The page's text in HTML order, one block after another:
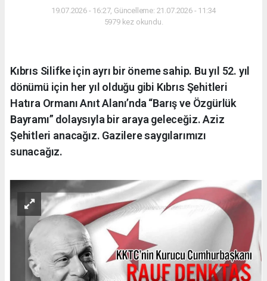
19.07.2026 - 16:27, Güncelleme: 21.07.2026 - 11:34
5979 kez okundu.
Kıbrıs Silifke için ayrı bir öneme sahip. Bu yıl 52. yıl
dönümü için her yıl olduğu gibi Kıbrıs Şehitleri
Hatıra Ormanı Anıt Alanı’nda “Barış ve Özgürlük
Bayramı” dolaysıyla bir araya geleceğiz. Aziz
Şehitleri anacağız. Gazilere saygılarımızı
sunacağız.